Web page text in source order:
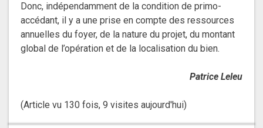
Donc, indépendamment de la condition de primo-
accédant, il y a une prise en compte des ressources
annuelles du foyer, de la nature du projet, du montant
global de l’opération et de la localisation du bien.
Patrice Leleu
(Article vu 130 fois, 9 visites aujourd'hui)